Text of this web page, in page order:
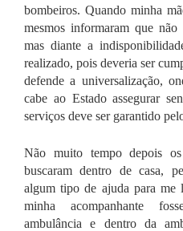
bombeiros. Quando minha
mesmos informaram que
mas diante a
realizado, pois deveria ser
defende a universalização,
cabe ao Estado assegurar
serviços deve ser garantido
Não muito tempo depois
buscaram dentro de casa,
algum tipo de ajuda para me
minha acompanhante
ambulância e dentro da